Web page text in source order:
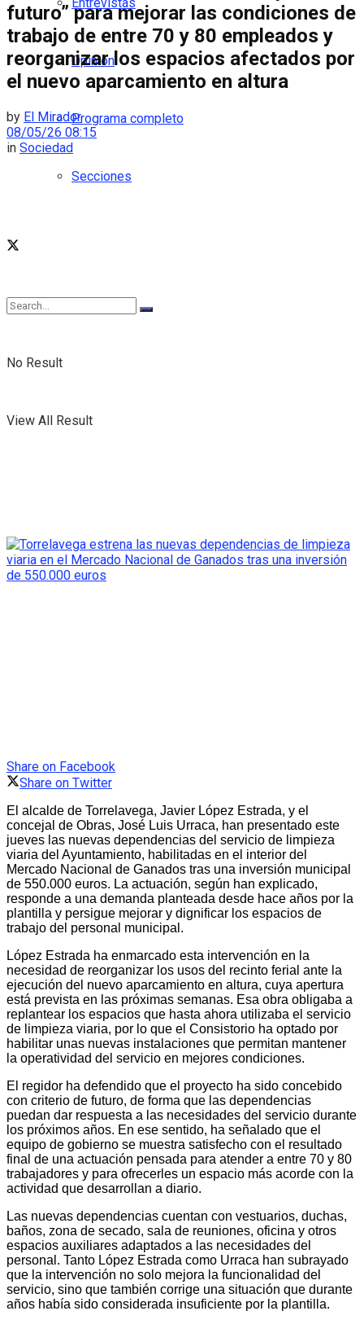
Opinión
Programa completo
Secciones
No Result
View All Result
futuro” para mejorar las condiciones de
trabajo de entre 70 y 80 empleados y
reorganizar los espacios afectados por
el nuevo aparcamiento en altura
by El Mirador
08/05/26 08:15
in Sociedad
Share on Facebook
Share on Twitter
El alcalde de Torrelavega, Javier López Estrada, y el
concejal de Obras, José Luis Urraca, han presentado este
jueves las nuevas dependencias del servicio de limpieza
viaria del Ayuntamiento, habilitadas en el interior del
Mercado Nacional de Ganados tras una inversión municipal
de 550.000 euros. La actuación, según han explicado,
responde a una demanda planteada desde hace años por la
plantilla y persigue mejorar y dignificar los espacios de
trabajo del personal municipal.
López Estrada ha enmarcado esta intervención en la
necesidad de reorganizar los usos del recinto ferial ante la
ejecución del nuevo aparcamiento en altura, cuya apertura
está prevista en las próximas semanas. Esa obra obligaba a
replantear los espacios que hasta ahora utilizaba el servicio
de limpieza viaria, por lo que el Consistorio ha optado por
habilitar unas nuevas instalaciones que permitan mantener
la operatividad del servicio en mejores condiciones.
El regidor ha defendido que el proyecto ha sido concebido
con criterio de futuro, de forma que las dependencias
puedan dar respuesta a las necesidades del servicio durante
los próximos años. En ese sentido, ha señalado que el
equipo de gobierno se muestra satisfecho con el resultado
final de una actuación pensada para atender a entre 70 y 80
trabajadores y para ofrecerles un espacio más acorde con la
actividad que desarrollan a diario.
Las nuevas dependencias cuentan con vestuarios, duchas,
baños, zona de secado, sala de reuniones, oficina y otros
espacios auxiliares adaptados a las necesidades del
personal. Tanto López Estrada como Urraca han subrayado
que la intervención no solo mejora la funcionalidad del
servicio, sino que también corrige una situación que durante
años había sido considerada insuficiente por la plantilla.